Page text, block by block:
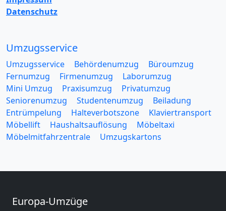
Datenschutz
Umzugsservice
Umzugsservice Behördenumzug
Büroumzug
Fernumzug
Firmenumzug
Laborumzug
Mini Umzug
Praxisumzug
Privatumzug
Seniorenumzug
Studentenumzug
Beiladung
Entrümpelung
Halteverbotszone
Klaviertransport
Möbellift
Haushaltsauflösung
Möbeltaxi
Möbelmitfahrzentrale
Umzugskartons
Europa-Umzüge